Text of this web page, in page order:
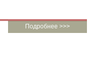
Подробнее >>>